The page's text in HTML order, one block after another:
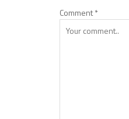
Comment*